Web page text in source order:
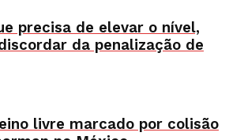
precisa de elevar o nível,
da penalização de
livre marcado por colisão